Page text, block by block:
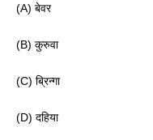
(A) बेवर
(B) कुरुवा
(C) ब्रिन्गा
(D) दहिया